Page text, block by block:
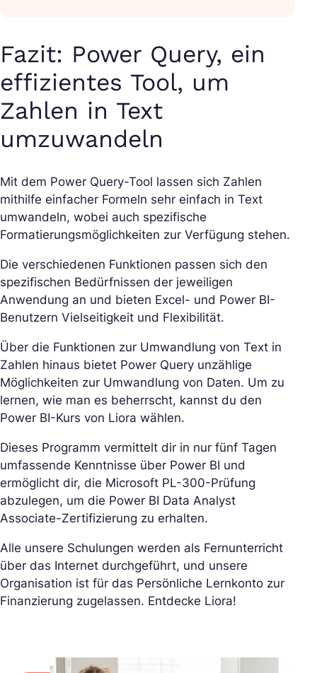
Fazit: Power Query, ein
effizientes Tool, um
Zahlen in Text
umzuwandeln
Mit dem Power Query-Tool lassen sich Zahlen
mithilfe einfacher Formeln sehr einfach in Text
umwandeln, wobei auch spezifische
Formatierungsmöglichkeiten zur Verfügung stehen.
Die verschiedenen Funktionen passen sich den
spezifischen Bedürfnissen der jeweiligen
Anwendung an und bieten Excel- und Power BI-
Benutzern Vielseitigkeit und Flexibilität.
Über die Funktionen zur Umwandlung von Text in
Zahlen hinaus bietet Power Query unzählige
Möglichkeiten zur Umwandlung von Daten. Um zu
lernen, wie man es beherrscht, kannst du den
Power BI-Kurs von Liora wählen.
Dieses Programm vermittelt dir in nur fünf Tagen
umfassende Kenntnisse über Power BI und
ermöglicht dir, die Microsoft PL-300-Prüfung
abzulegen, um die Power BI Data Analyst
Associate-Zertifizierung zu erhalten.
Alle unsere Schulungen werden als Fernunterricht
über das Internet durchgeführt, und unsere
Organisation ist für das Persönliche Lernkonto zur
Finanzierung zugelassen. Entdecke Liora!